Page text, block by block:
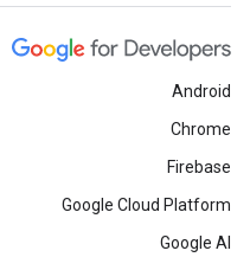
Android
Chrome
Firebase
Google Cloud Platform
Google AI